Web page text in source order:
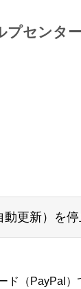
プセンター
更新）を
ド（PayPal